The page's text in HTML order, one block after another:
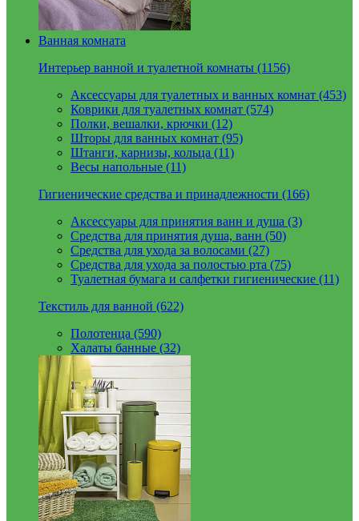
Ванная комната
Интерьер ванной и туалетной комнаты (1156)
Аксессуары для туалетных и ванных комнат (453)
Коврики для туалетных комнат (574)
Полки, вешалки, крючки (12)
Шторы для ванных комнат (95)
Штанги, карнизы, кольца (11)
Весы напольные (11)
Гигиенические средства и принадлежности (166)
Аксессуары для принятия ванн и душа (3)
Средства для принятия душа, ванн (50)
Средства для ухода за волосами (27)
Средства для ухода за полостью рта (75)
Туалетная бумага и салфетки гигиенические (11)
Текстиль для ванной (622)
Полотенца (590)
Халаты банные (32)